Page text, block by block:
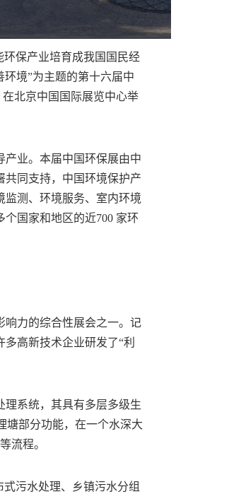
环保产业培育成我国国民经
境”为主题的第十六届中
在北京中国国际展览中心举
产业。本届中国环保展由中
共同支持，中国环境保护产
监测、环境服务、室内环境
国家和地区的近700 家环
响力的综合性展会之一。记
高新技术企业研发了“利
理系统，其具有多层多级生
塘部分功能，在一个水深大
流程。
污水处理、乡镇污水分组